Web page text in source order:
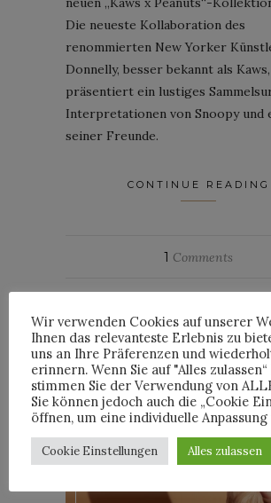
Die neueste Kollaboration des
renommierten New Yorker
Donnelly, besser bekannt als Kaws,
präsentiert ein lustiges
Interpretationen von Snoopy und
seiner Freunde.
CONTINUE READING
1 Comments
Wir verwenden Cookies auf unserer
Ihnen das relevanteste Erlebnis zu
uns an Ihre Präferenzen und
erinnern. Wenn Sie auf "Alles
stimmen Sie der Verwendung von
Sie können jedoch auch die „Cookie
öffnen, um eine individuelle
Cookie Einstellungen Alles zulassen